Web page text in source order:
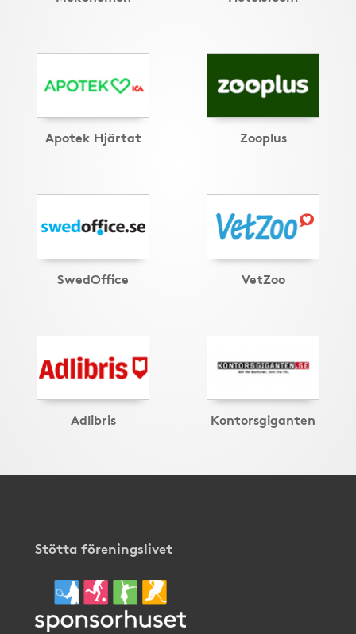
Apotek Hjärtat Zooplus
SwedOffice VetZoo
Adlibris Kontorsgiganten
Stötta föreningslivet